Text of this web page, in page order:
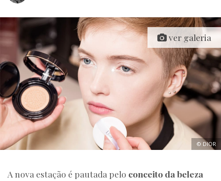
© DIOR
ver galeria
A nova estação é pautada pelo conceito da beleza